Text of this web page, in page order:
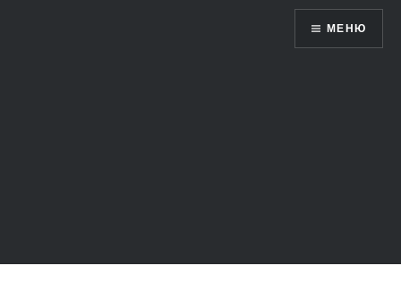
Жетысу 360 ̊ — виртуальный мир
МЕНЮ